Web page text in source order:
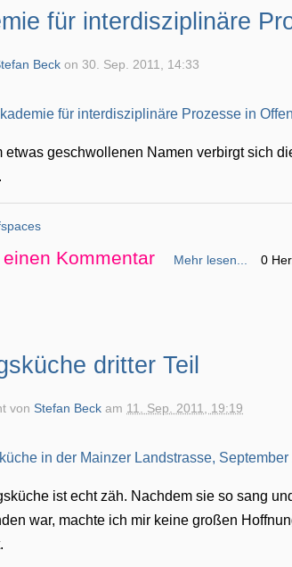
für interdisziplinäre
Beck on 30. Sep. 2011, 14:33
etwas geschwollenen Namen verbirgt sich
Kommentar Mehr lesen... 0
dritter Teil
vonStefan Beck am 11. Sep. 2011, 19:19
ist echt zäh. Nachdem sie so sang
war, machte ich mir keine großen